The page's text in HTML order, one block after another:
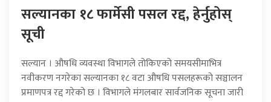
सल्यानका १८ फार्मेसी पसल रद्द, हेर्नुहोस्
सूची
सल्यान । औषधि व्यवस्था विभागले तोकिएको समयसीमाभित्र
नवीकरण नगरेका सल्यानका १८ वटा औषधि पसलहरूको सञ्चालन
प्रमाणपत्र रद्द गरेको छ । विभागले मंगलबार सार्वजनिक सूचना जारी